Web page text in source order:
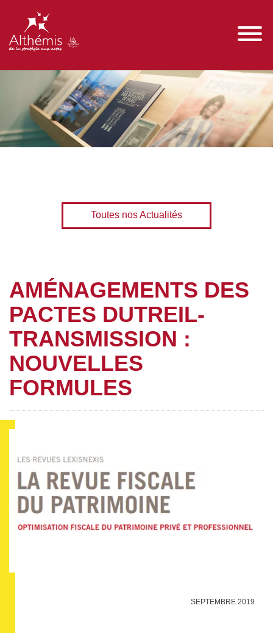
Toutes nos Actualités
AMÉNAGEMENTS DES
PACTES DUTREIL-
TRANSMISSION :
NOUVELLES
FORMULES
SEPTEMBRE 2019